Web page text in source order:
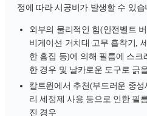
정에 따라 시공비가 발생할 수 있습
외부의 물리적인 힘(안전벨트
비게이션 거치대 고무 흡착기,
한 흠집 등)에 의해 필름에 스크
한 경우 및 날카로운 도구로 긁
칼트윈에서 추천(부드러운 중
리 세정제 사용 등으로 인한 필
진 경우